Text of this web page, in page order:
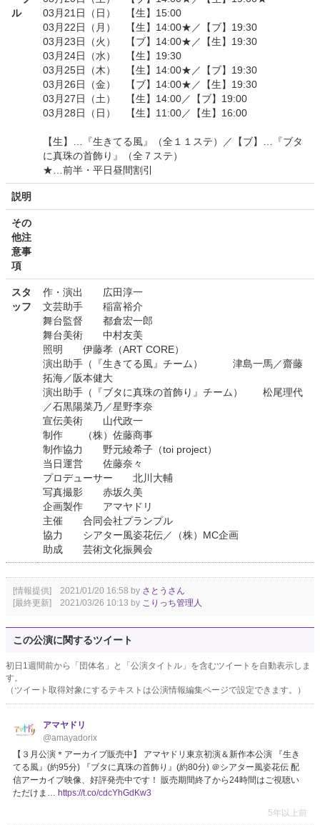
ル
03月21日（日） 【生】15:00
03月22日（月） 【生】14:00★／【ブ】19:30
03月23日（火） 【ブ】14:00★／【生】19:30
03月24日（水） 【生】19:30
03月25日（木） 【生】14:00★／【ブ】19:30
03月26日（金） 【ブ】14:00★／【生】19:30
03月27日（土） 【生】14:00／【ブ】19:00
03月28日（日） 【生】11:00／【生】16:00
【生】…『生きてる風』（全１１ステ）／【ブ】…『ブタ
に真珠の首飾り』（全７ステ）
★…前半・平日昼間割引
説明
その
他注
意事
項
スタ
ッフ
作・演出 広田淳一
文芸助手 稲富裕介
舞台監督 都倉宏一郎
舞台美術 中村友美
照明 伊藤孝（ART CORE）
演出助手（『生きてる風』チーム） 津島一馬／齋藤
拓海／阪本健大
演出助手（『ブタに真珠の首飾り』チーム） 松尾理代
／石黒陽菜乃／星野李奈
宣伝美術 山代政一
制作 （株）佐藤商事
制作協力 野元綾希子（toi project）
当日運営 佐藤奈々
プロデューサー 北川大輔
写真撮影 赤坂久美
企画製作 アマヤドリ
主催 合同会社プランプル
協力 シアター風姿花伝／（株）MC企画
助成 芸術文化振興会
[情報提供] 2021/01/20 16:58 by さとうさん
[最終更新] 2021/03/26 10:13 by こりっち管理人
この公演に関するツイート
初日1週間前から「団体名」と「公演タイトル」を含むツイートを自動表示しま
す。
（ツイート取得対象にするテキストは公演情報編集ページで設定できます。）
アマヤドリ
@amayadorix
【３月公演＊アーカイブ販売中】 アマヤドリ東京初演＆新作本公演 『生き
てる風』(約95分) 『ブタに真珠の首飾り』(約80分) ＠シアター風姿花伝 配
信アーカイブ映像、好評発売中です！ 販売期間終了から24時間はご視聴い
ただけま… https://t.co/cdcYhGdKw3
5年以上前